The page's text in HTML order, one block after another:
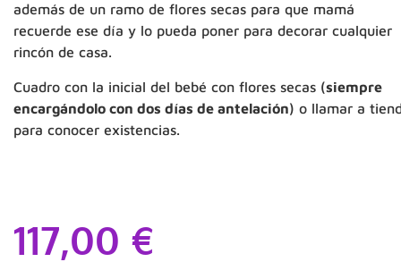
además de un ramo de flores secas para que mamá
recuerde ese día y lo pueda poner para decorar cualquier
rincón de casa.
Cuadro con la inicial del bebé con flores secas (siempre
encargándolo con dos días de antelación) o llamar a
para conocer existencias.
117,00 €